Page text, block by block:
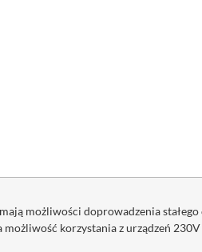
możliwości doprowadzenia stałego
korzystania z urządzeń